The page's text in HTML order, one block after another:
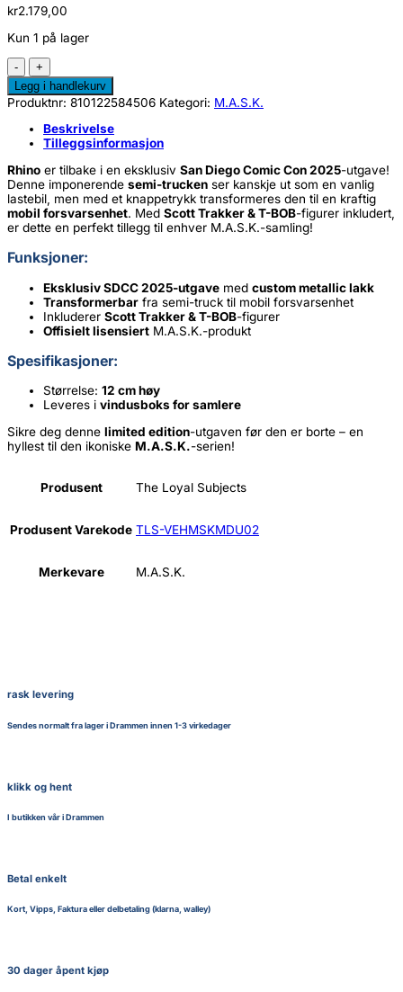
kr2.179,00
Kun 1 på lager
M.A.S.K.
Vehicle
Mobile
Defense
Unit
(MDI)
–
San
Diego
Comic
Con
2025
Exclusive
antall
Legg i handlekurv
Produktnr: 810122584506 Kategori: M.A.S.K.
Beskrivelse
Tilleggsinformasjon
Rhino er tilbake i en eksklusiv San Diego Comic Con 2025-utgave!
Denne imponerende semi-trucken ser kanskje ut som en vanlig
lastebil, men med et knappetrykk transformeres den til en kraftig
mobil forsvarsenhet. Med Scott Trakker & T-BOB-figurer inkludert,
er dette en perfekt tillegg til enhver M.A.S.K.-samling!
Funksjoner:
Eksklusiv SDCC 2025-utgave med custom metallic lakk
Transformerbar fra semi-truck til mobil forsvarsenhet
Inkluderer Scott Trakker & T-BOB-figurer
Offisielt lisensiert M.A.S.K.-produkt
Spesifikasjoner:
Størrelse: 12 cm høy
Leveres i vindusboks for samlere
Sikre deg denne limited edition-utgaven før den er borte – en
hyllest til den ikoniske M.A.S.K.-serien!
Produsent The Loyal Subjects
Produsent Varekode TLS-VEHMSKMDU02
Merkevare M.A.S.K.
rask levering
Sendes normalt fra lager i Drammen innen 1-3 virkedager
klikk og hent
I butikken vår i Drammen
Betal enkelt
Kort, Vipps, Faktura eller delbetaling (klarna, walley)
30 dager åpent kjøp